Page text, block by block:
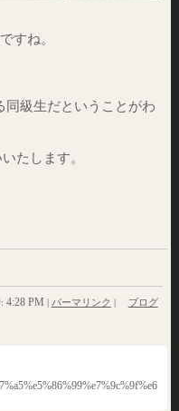
すね。
同級生だということがわ
たします。
4:28 PM | パーマリンク | ブログ